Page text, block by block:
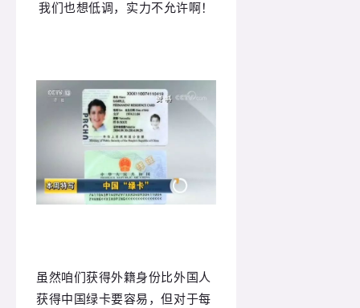
我们也想低调，实力不允许啊！
虽然咱们获得外籍身份比外国人
获得中国绿卡要容易，但对于每